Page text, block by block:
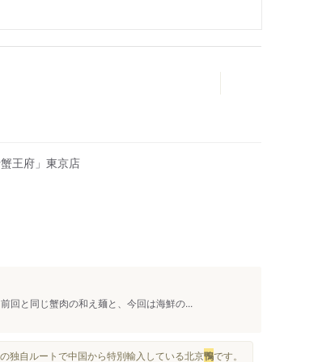
王府」東京店
回と同じ蟹肉の和え麺と、今回は海鮮の...
独自ルートで中国から特別輸入している北京鴨です。